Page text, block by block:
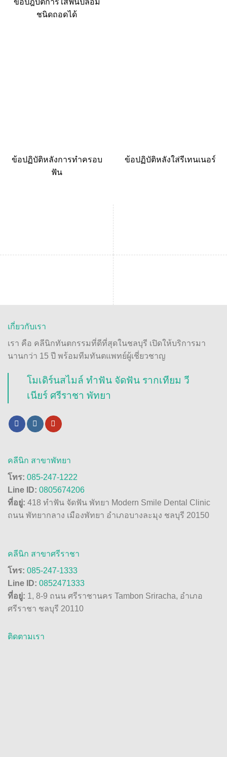
ข้อปฎิบัติการใส่ฟันปลอม
ชนิดถอดได้
ข้อปฏิบัติหลังการทำครอบ
ฟัน
ข้อปฏิบัติหลังใส่รีเทนเนอร์
เกี่ยวกับเรา
เรา คือ คลีนิกทันตกรรมที่ดีที่สุดในชลบุรี เปิดให้บริการมา
นานกว่า 15 ปี พร้อมทีมทันตแพทย์ผู้เชี่ยวชาญ
โมเดิร์นสไมล์ ทำฟัน จัดฟัน รากเทียม วี
เนียร์ ศรีราชา พัทยา
คลีนิก สาขาพัทยา
โทร: 085-247-1222
Line ID: 0805674206
ที่อยู่: 418 ทำฟัน จัดฟัน พัทยา Modern Smile Dental Clinic
ถนน พัทยากลาง เมืองพัทยา อำเภอบางละมุง ชลบุรี 20150
คลีนิก สาขาศรีราชา
โทร: 085-247-1333
Line ID: 0852471333
ที่อยู่: 1, 8-9 ถนน ศรีราชานคร Tambon Sriracha, อำเภอ
ศรีราชา ชลบุรี 20110
ติดตามเรา